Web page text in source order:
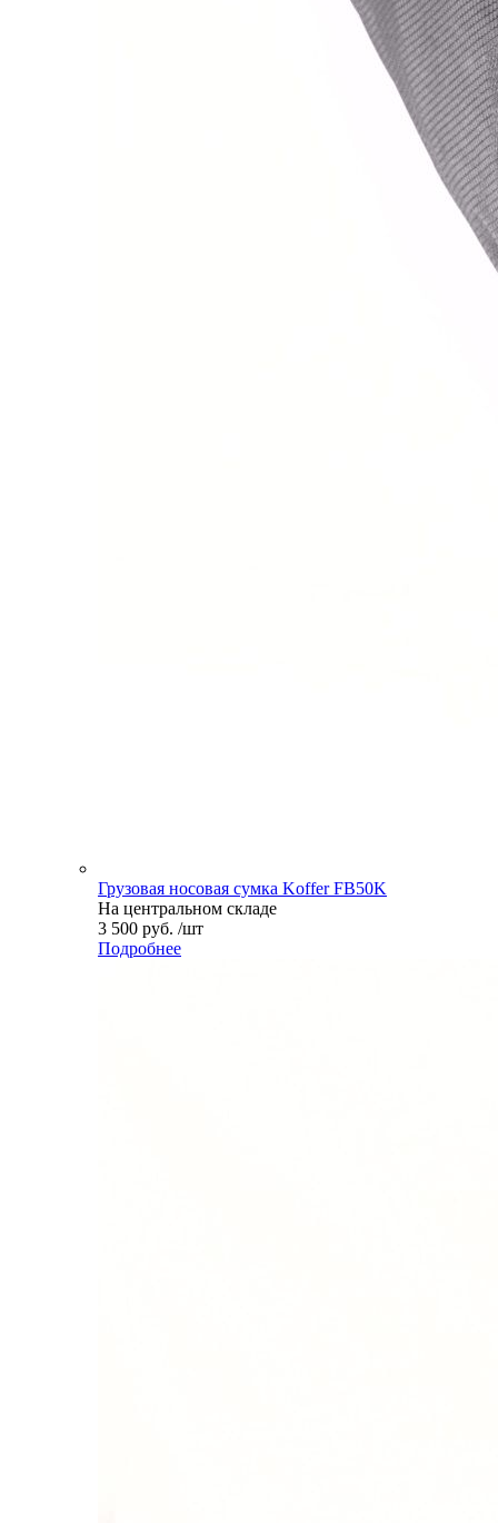
Грузовая носовая сумка Koffer FB50K
На центральном складе
3 500 руб. /шт
Подробнее